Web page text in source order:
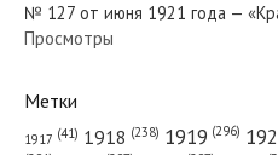
№ 239 от октября 1977 года
№ 127 от июня 1921 года —
Просмотры
Метки
1917 (41) 1918 (238) 1919 (296)